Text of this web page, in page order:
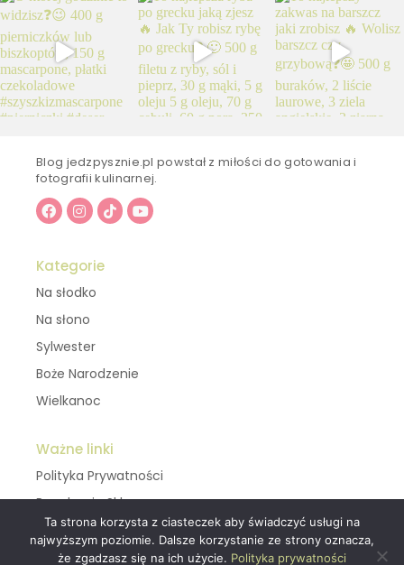
Blog jedzpysznie.pl powstał z miłości do gotowania i
fotografii kulinarnej.
Kategorie
Na słodko
Na słono
Sylwester
Boże Narodzenie
Wielkanoc
Ważne linki
Polityka Prywatności
Regulamin Sklepu
Kontakt
Ta strona korzysta z ciasteczek aby świadczyć usługi na
najwyższym poziomie. Dalsze korzystanie ze strony oznacza,
że zgadzasz się na ich użycie. Polityka prywatności